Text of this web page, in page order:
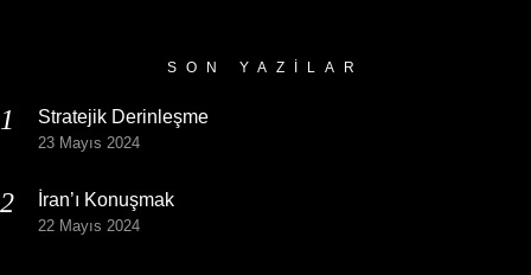
SON YAZILAR
Stratejik Derinleşme
23 Mayıs 2024
İran’ı Konuşmak
22 Mayıs 2024